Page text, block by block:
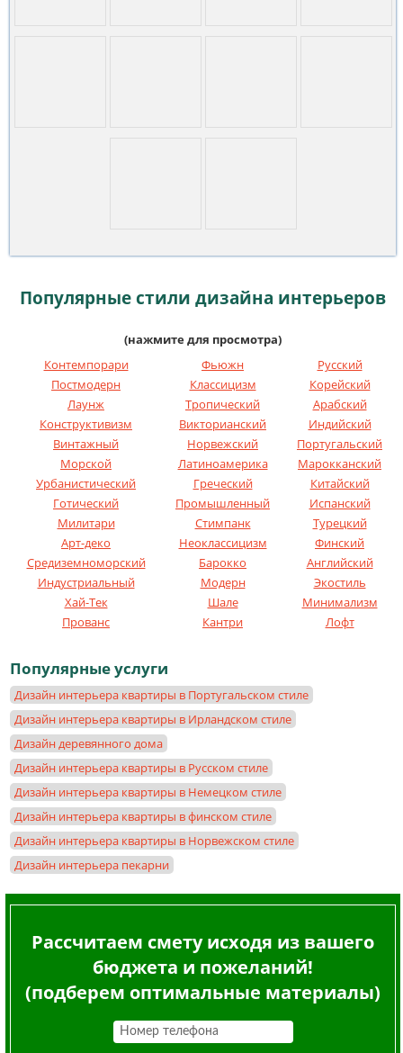
Популярные стили дизайна интерьеров
(нажмите для просмотра)
Контемпорари
Фьюжн
Русский
Постмодерн
Классицизм
Корейский
Лаунж
Тропический
Арабский
Конструктивизм
Викторианский
Индийский
Винтажный
Норвежский
Португальский
Морской
Латиноамерика
Марокканский
Урбанистический
Греческий
Китайский
Готический
Промышленный
Испанский
Милитари
Стимпанк
Турецкий
Арт-деко
Неоклассицизм
Финский
Средиземноморский
Барокко
Английский
Индустриальный
Модерн
Экостиль
Хай-Тек
Шале
Минимализм
Прованс
Кантри Лофт
Популярные услуги
Дизайн интерьера квартиры в Португальском стиле
Дизайн интерьера квартиры в Ирландском стиле
Дизайн деревянного дома
Дизайн интерьера квартиры в Русском стиле
Дизайн интерьера квартиры в Немецком стиле
Дизайн интерьера квартиры в финском стиле
Дизайн интерьера квартиры в Норвежском стиле
Дизайн интерьера пекарни
Рассчитаем смету исходя из вашего
бюджета и пожеланий!
(подберем оптимальные материалы)